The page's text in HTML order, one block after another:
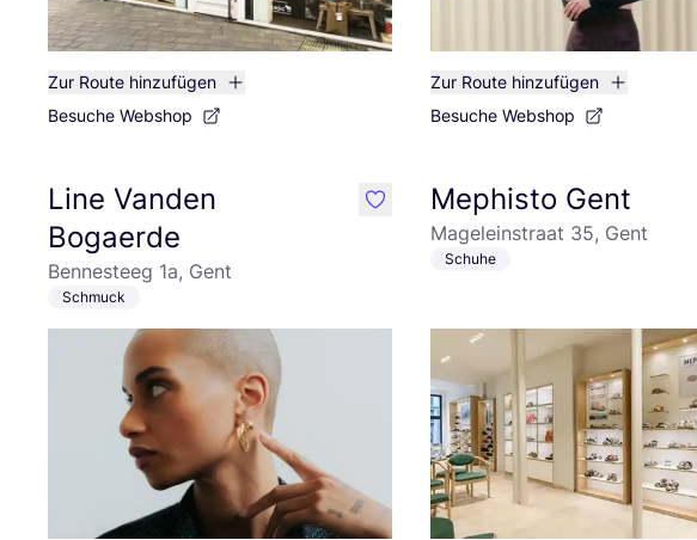
Zur Route hinzufügen
Besuche Webshop
Zur Route hinzufügen
Besuche Webshop
Line Vanden
Bogaerde
Bennesteeg 1a, Gent
Schmuck
like Mephisto Gent
Mageleinstraat 35, Gent
Schuhe